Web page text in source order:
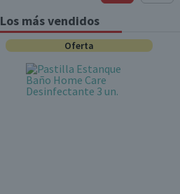
Los más vendidos
Oferta